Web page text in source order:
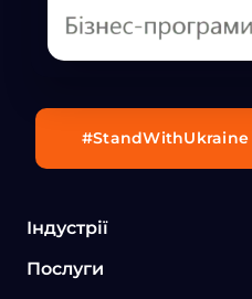
Індустрії
Послуги
#StandWithUkraine